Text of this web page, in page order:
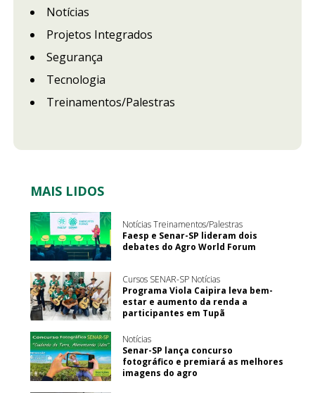
Notícias
Projetos Integrados
Segurança
Tecnologia
Treinamentos/Palestras
MAIS LIDOS
Notícias Treinamentos/Palestras
Faesp e Senar-SP lideram dois
debates do Agro World Forum
Cursos SENAR-SP Notícias
Programa Viola Caipira leva bem-
estar e aumento da renda a
participantes em Tupã
Notícias
Senar-SP lança concurso
fotográfico e premiará as melhores
imagens do agro